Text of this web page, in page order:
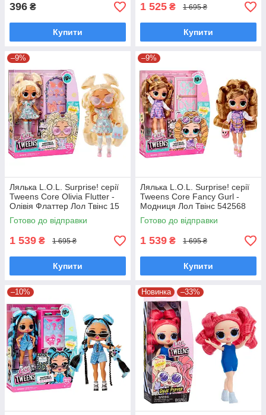
396 ₴
Купити
1 525 ₴ 1 695 ₴
Купити
–9%
Лялька L.O.L. Surprise! серії
Tweens Core Olivia Flutter -
Олівія Флаттер Лол Твінс 15
см 559412
Готово до відправки
1 539 ₴ 1 695 ₴
Купити
–9%
Лялька L.O.L. Surprise! серії
Tweens Core Fancy Gurl -
Модниця Лол Твінс 542568
Готово до відправки
1 539 ₴ 1 695 ₴
Купити
–10% Новинка –33%